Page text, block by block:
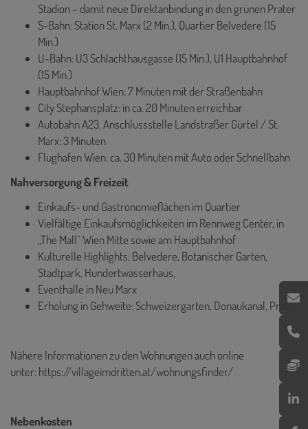
Stadion – damit neue Direktanbindung in den grünen Prater
S-Bahn: Station St. Marx (2 Min.), Quartier Belvedere (15
Min.)
U-Bahn: U3 Schlachthausgasse (15 Min.), U1 Hauptbahnhof
(15 Min.)
Hauptbahnhof Wien: 7 Minuten mit der Straßenbahn
City Stephansplatz: in ca. 20 Minuten erreichbar
Autobahn A23, Anschlussstelle Landstraßer Gürtel / St.
Marx: 3 Minuten
Flughafen Wien: ca. 30 Minuten mit Auto oder Schnellbahn
Nahversorgung & Freizeit
Einkaufs- und Gastronomieflächen im Quartier
Vielfältige Einkaufsmöglichkeiten im Rennweg Center, in
„The Mall“ Wien Mitte sowie am Hauptbahnhof
Kulturelle Highlights: Belvedere, Botanischer Garten,
Stadtpark, Hundertwasserhaus,
Eventhalle in Neu Marx
Erholung in Gehweite: Schweizergarten, Donaukanal, Prater
Nähere Informationen zu den Wohnungen auch online
unter:https://villageimdritten.at/wohnungsfinder/
Nebenkosten